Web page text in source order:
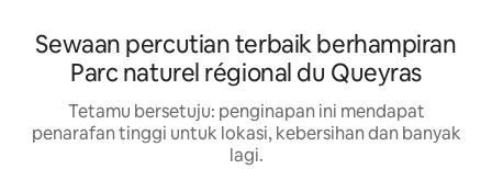
Sewaan percutian terbaik berhampiran
Parc naturel régional du Queyras
Tetamu bersetuju: penginapan ini mendapat
penarafan tinggi untuk lokasi, kebersihan dan banyak
lagi.